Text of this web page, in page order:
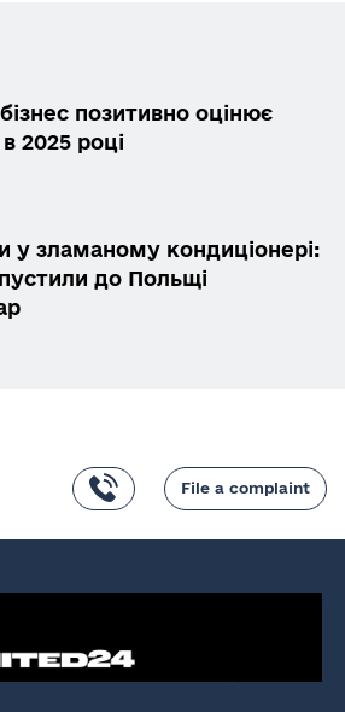
позитивно оцінює
2025 році
у зламаному кондиціонері:
до Польщі
File a complaint